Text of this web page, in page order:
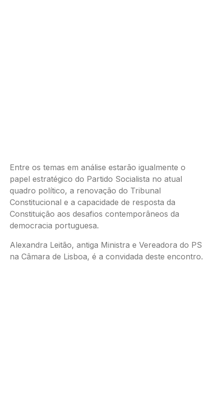
Entre os temas em análise estarão igualmente o
papel estratégico do Partido Socialista no atual
quadro político, a renovação do Tribunal
Constitucional e a capacidade de resposta da
Constituição aos desafios contemporâneos da
democracia portuguesa.
Alexandra Leitão, antiga Ministra e Vereadora do PS
na Câmara de Lisboa, é a convidada deste encontro.